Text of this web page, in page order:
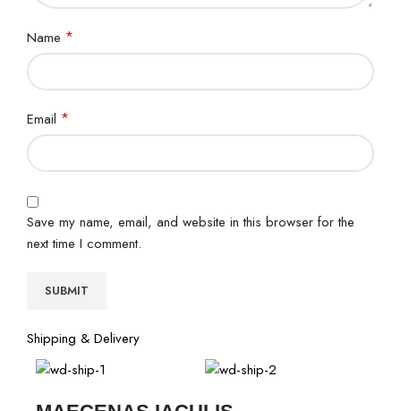
Name *
Email *
Save my name, email, and website in this browser for the
next time I comment.
Shipping & Delivery